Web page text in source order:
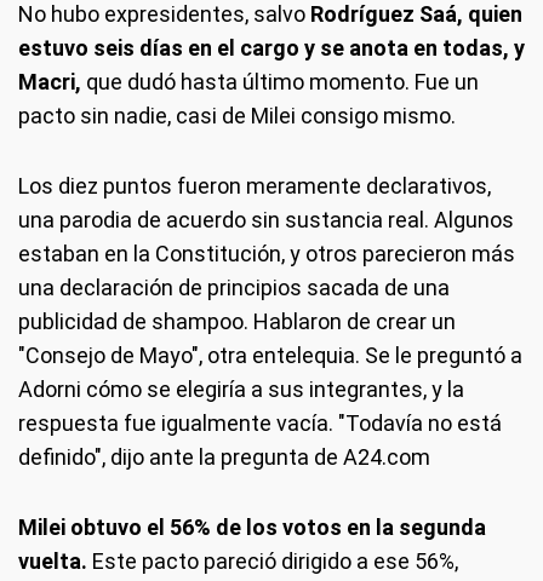
No hubo expresidentes, salvo Rodríguez Saá, quien
estuvo seis días en el cargo y se anota en todas, y
Macri, que dudó hasta último momento. Fue un
pacto sin nadie, casi de Milei consigo mismo.
Los diez puntos fueron meramente declarativos,
una parodia de acuerdo sin sustancia real. Algunos
estaban en la Constitución, y otros parecieron más
una declaración de principios sacada de una
publicidad de shampoo. Hablaron de crear un
"Consejo de Mayo", otra entelequia. Se le preguntó a
Adorni cómo se elegiría a sus integrantes, y la
respuesta fue igualmente vacía. "Todavía no está
definido", dijo ante la pregunta de A24.com
Milei obtuvo el 56% de los votos en la segunda
vuelta. Este pacto pareció dirigido a ese 56%,